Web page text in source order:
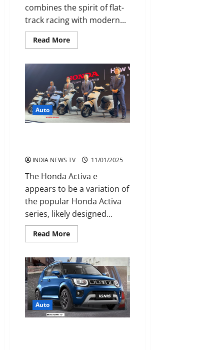
combines the spirit of flat-
track racing with modern...
Read MoreRead
more
1200
high-
performance
motorcycle
Auto
INDIA NEWS TV 11/01/2025
The Honda Activa e
appears to be a variation of
the popular Honda Activa
series, likely designed...
Read MoreRead
more
ने
Honda
Activa
e
भारत
में
किया
लॉन्च
Auto